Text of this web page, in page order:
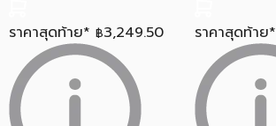
ราคาสุดท้าย* ฿3,249.50 ราคาสุดท้าย*